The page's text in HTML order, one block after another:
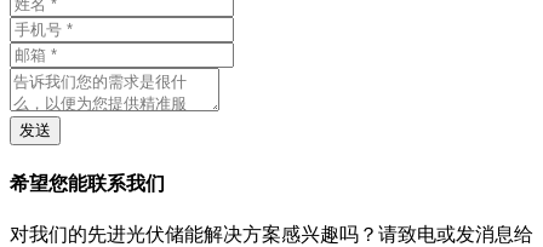
发送
希望您能联系我们
对我们的先进光伏储能解决方案感兴趣吗？请致电或发消息给